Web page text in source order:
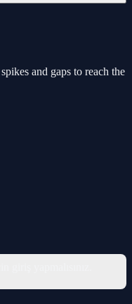
and gaps to reach the